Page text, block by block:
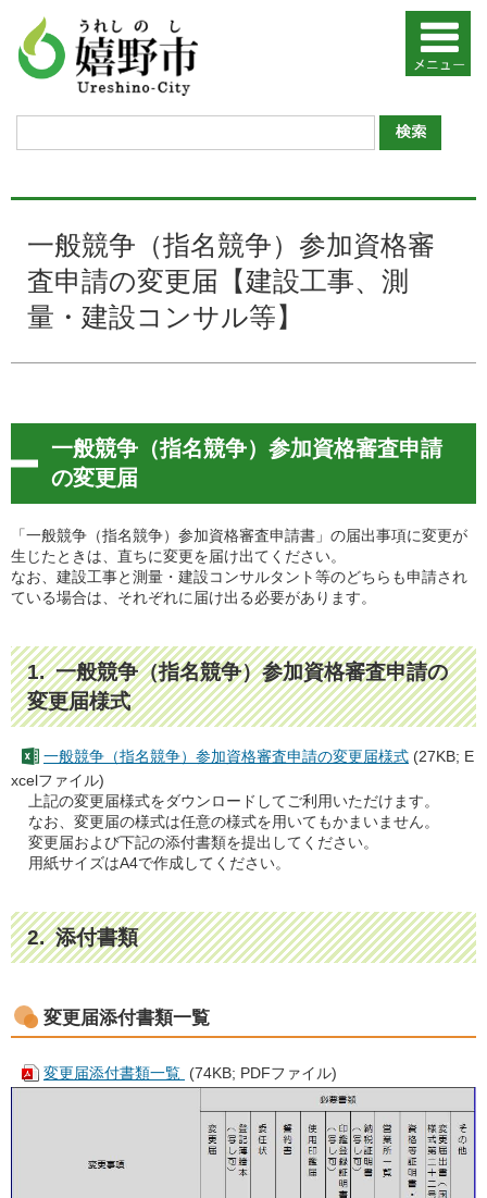
一般競争（指名競争）参加資格審
査申請の変更届【建設工事、測
量・建設コンサル等】
一般競争（指名競争）参加資格審査申請
の変更届
「一般競争（指名競争）参加資格審査申請書」の届出事項に変更が
生じたときは、直ちに変更を届け出てください。
なお、建設工事と測量・建設コンサルタント等のどちらも申請され
ている場合は、それぞれに届け出る必要があります。
1. 一般競争（指名競争）参加資格審査申請の
変更届様式
一般競争（指名競争）参加資格審査申請の変更届様式 (27KB; E
xcelファイル)
上記の変更届様式をダウンロードしてご利用いただけます。
なお、変更届の様式は任意の様式を用いてもかまいません。
変更届および下記の添付書類を提出してください。
用紙サイズはA4で作成してください。
2. 添付書類
変更届添付書類一覧
変更届添付書類一覧 (74KB; PDFファイル)